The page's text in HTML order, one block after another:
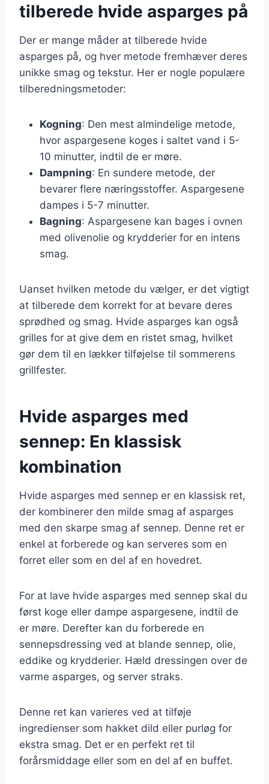
tilberede hvide asparges på
Der er mange måder at tilberede hvide
asparges på, og hver metode fremhæver deres
unikke smag og tekstur. Her er nogle populære
tilberedningsmetoder:
Kogning: Den mest almindelige metode,
hvor aspargesene koges i saltet vand i 5-
10 minutter, indtil de er møre.
Dampning: En sundere metode, der
bevarer flere næringsstoffer. Aspargesene
dampes i 5-7 minutter.
Bagning: Aspargesene kan bages i ovnen
med olivenolie og krydderier for en intens
smag.
Uanset hvilken metode du vælger, er det vigtigt
at tilberede dem korrekt for at bevare deres
sprødhed og smag. Hvide asparges kan også
grilles for at give dem en ristet smag, hvilket
gør dem til en lækker tilføjelse til sommerens
grillfester.
Hvide asparges med
sennep: En klassisk
kombination
Hvide asparges med sennep er en klassisk ret,
der kombinerer den milde smag af asparges
med den skarpe smag af sennep. Denne ret er
enkel at forberede og kan serveres som en
forret eller som en del af en hovedret.
For at lave hvide asparges med sennep skal du
først koge eller dampe aspargesene, indtil de
er møre. Derefter kan du forberede en
sennepsdressing ved at blande sennep, olie,
eddike og krydderier. Hæld dressingen over de
varme asparges, og server straks.
Denne ret kan varieres ved at tilføje
ingredienser som hakket dild eller purløg for
ekstra smag. Det er en perfekt ret til
forårsmiddage eller som en del af en buffet.